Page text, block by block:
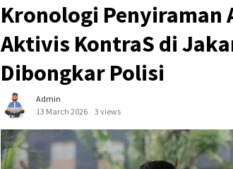
Kronologi Penyiraman
Aktivis KontraS di
Dibongkar Polisi
Admin
13 March 2026
3 views